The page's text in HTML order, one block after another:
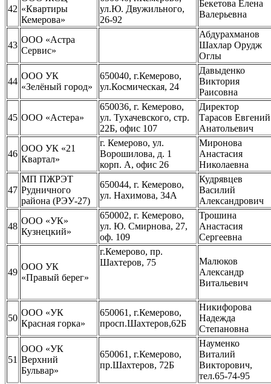
42 «Квартиры
Кемерова»
ул.Ю. Двужильного,
26-92
Бекетова Елена
Валерьевна
43
ООО «Астра
Сервис»
Абдурахманов
Шахлар Орудж
Оглы
44
ООО УК
«Зелёный город»
650040, г.Кемерово,
ул.Космическая, 24
Давыденко
Виктория
Раисовна
45 ООО «Астера»
650036, г. Кемерово,
ул. Тухачевского, стр.
22Б, офис 107
Директор
Тарасов Евгений
Анатольевич
46
ООО УК «21
Квартал»
г. Кемерово, ул.
Ворошилова, д. 1
корп. А, офис 26
Миронова
Анастасия
Николаевна
47
МП ПЖРЭТ
Рудничного
района (РЭУ-27)
650044, г. Кемерово,
ул. Нахимова, 34А
Кудрявцев
Василий
Александрович
48
ООО «УК»
Кузнецкий»
650002, г. Кемерово,
ул. Ю. Смирнова, 27,
оф. 109
Трошина
Анастасия
Сергеевна
49
ООО УК
«Правый берег»
г.Кемерово, пр.
Шахтеров, 75
Малюков
Александр
Витальевич
50
ООО «УК
Красная горка»
650061, г.Кемерово,
просп.Шахтеров,62Б
Никифорова
Надежда
Степановна
51
ООО «УК
Верхний
Бульвар»
650061, г.Кемерово,
пр.Шахтеров, 72Б
Науменко
Виталий
Викторович,
тел.65-74-95